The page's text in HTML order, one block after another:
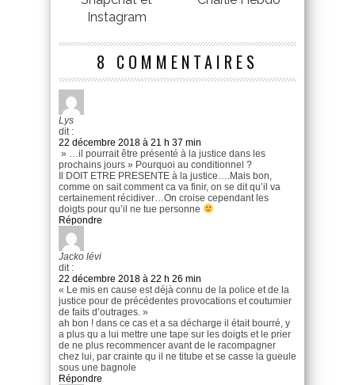
Instagram
8 COMMENTAIRES
Lys
dit :
22 décembre 2018 à 21 h 37 min
» …il pourrait être présenté à la justice dans les
prochains jours » Pourquoi au conditionnel ?
Il DOIT ETRE PRESENTE à la justice….Mais bon,
comme on sait comment ca va finir, on se dit qu’il va
certainement récidiver…On croise cependant les
doigts pour qu’il ne tue personne
Répondre
Jacko lévi
dit :
22 décembre 2018 à 22 h 26 min
« Le mis en cause est déjà connu de la police et de la
justice pour de précédentes provocations et coutumier
de faits d’outrages. »
ah bon ! dans ce cas et a sa décharge il était bourré, y
a plus qu a lui mettre une tape sur les doigts et le prier
de ne plus recommencer avant de le racompagner
chez lui, par crainte qu il ne titube et se casse la gueule
sous une bagnole
Répondre